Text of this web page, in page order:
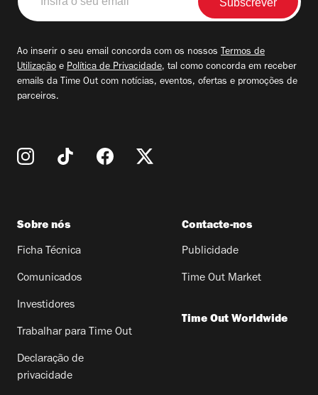
o
seu
Ao inserir o seu email concorda com os nossos Termos de
Utilização e Política de Privacidade, tal como concorda em receber
emails da Time Out com notícias, eventos, ofertas e promoções de
parceiros.
Sobre nós
Ficha Técnica
Comunicados
Investidores
Trabalhar para Time Out
Declaração de
privacidade
Contacte-nos
Publicidade
Time Out Market
Time Out Worldwide